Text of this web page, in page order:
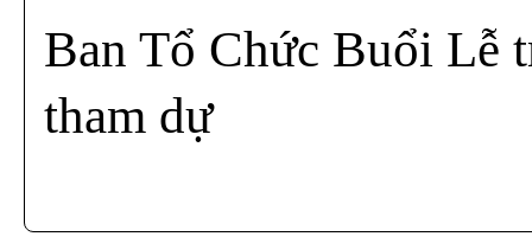
Ban Tổ Chức Buổi Lễ
tham dự